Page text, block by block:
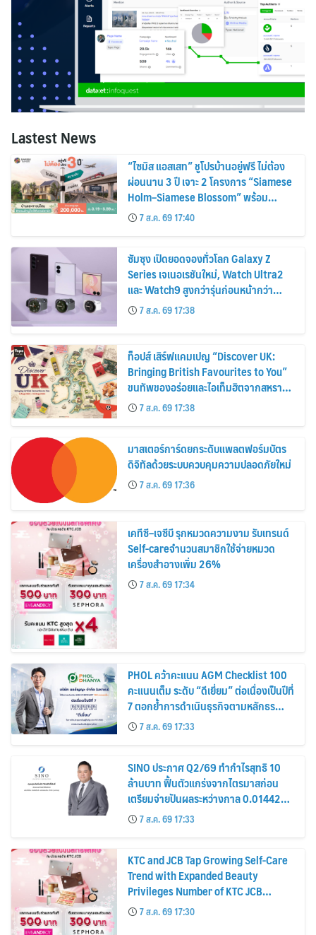
Lastest News
“ไซมิส แอสเสท” ชูโปรบ้านอยู่ฟรี ไม่ต้อง
ผ่อนนาน 3 ปี เจาะ 2 โครงการ “Siamese
Holm–Siamese Blossom” พร้อม
ส่วนลดและสิทธิพิเศษถึง 31 สิงหาคม
2569
7 ส.ค. 69 17:40
ซัมซุง เปิดยอดจองทั่วโลก Galaxy Z
Series เจเนอเรชันใหม่, Watch Ultra2
และ Watch9 สูงกว่ารุ่นก่อนหน้ากว่า
30%7 ส.ค. 69 17:38
ท็อปส์ เสิร์ฟแคมเปญ “Discover UK:
Bringing British Favourites to You”
ขนทัพของอร่อยและไอเท็มฮิตจากสหราช
อาณาจักร ส่งตรงถึงมือตั้งแต่วันนี้ – 18
สิงหาคมนี้
7 ส.ค. 69 17:38
มาสเตอร์การ์ดยกระดับแพลตฟอร์มบัตร
ดิจิทัลด้วยระบบควบคุมความปลอดภัยใหม่
7 ส.ค. 69 17:36
เคทีซี–เจซีบี รุกหมวดความงาม รับเทรนด์
Self-careจำนวนสมาชิกใช้จ่ายหมวด
เครื่องสำอางเพิ่ม 26%
7 ส.ค. 69 17:34
PHOL คว้าคะแนน AGM Checklist 100
คะแนนเต็ม ระดับ “ดีเยี่ยม” ต่อเนื่องเป็นปีที่
7 ตอกย้ำการดำเนินธุรกิจตามหลักธร
รมาภิบาล โปร่งใส สร้างความเชื่อมั่นผู้ถือ
หุ้น
7 ส.ค. 69 17:33
SINO ประกาศ Q2/69 ทำกำไรสุทธิ 10
ล้านบาท ฟื้นตัวแกร่งจากไตรมาสก่อน
เตรียมจ่ายปันผลระหว่างกาล 0.014423
บาทต่อหุ้น ครึ่งปีหลังมุ่งเติบโตต่อเนื่อง
7 ส.ค. 69 17:33
KTC and JCB Tap Growing Self-Care
Trend with Expanded Beauty
Privileges Number of KTC JCB
Cardmembers Spending on
Cosmetics Rises 26%
7 ส.ค. 69 17:30